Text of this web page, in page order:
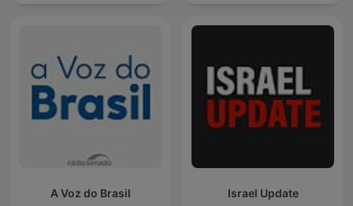
A Voz do Brasil Israel Update